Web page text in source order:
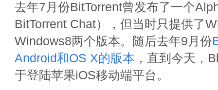
去年7月份BitTorrent曾发布了一个
BitTorrent Chat），但当时只提供了
Windows8两个版本。随后去年9月份
Android和OS X的版本 ，直到今天，
于登陆苹果iOS移动端平台。